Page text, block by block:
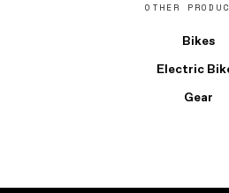
OTHER
Bikes
Electric
Gear